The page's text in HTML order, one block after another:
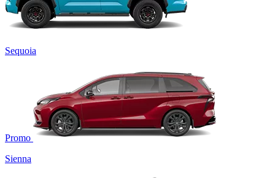
Sequoia
Promo
Sienna